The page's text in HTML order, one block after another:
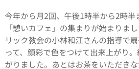
今年から月2回、午後1時半から2時
「憩いカフェ」の集まりが始まりま
リック教会の小林和江さんの指導で
って、顔彩で色をつけて出来上がり
がりました。あとはお茶をいただき